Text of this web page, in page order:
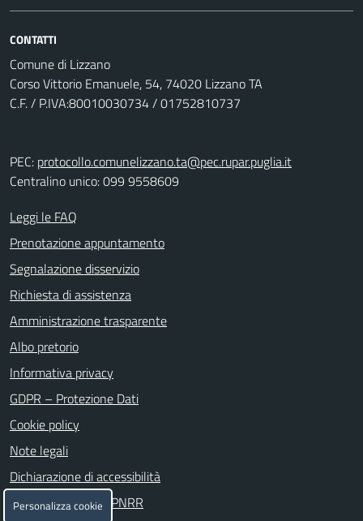
CONTATTI
Comune di Lizzano
Corso Vittorio Emanuele, 54, 74020 Lizzano TA
C.F. / P.IVA:80010030734 / 01752810737
PEC: protocollo.comunelizzano.ta@pec.rupar.puglia.it
Centralino unico: 099 9558609
Leggi le FAQ
Prenotazione appuntamento
Segnalazione disservizio
Richiesta di assistenza
Amministrazione trasparente
Albo pretorio
Informativa privacy
GDPR – Protezione Dati
Cookie policy
Note legali
Dichiarazione di accessibilità
Attuazione misure PNRR
Personalizza cookie